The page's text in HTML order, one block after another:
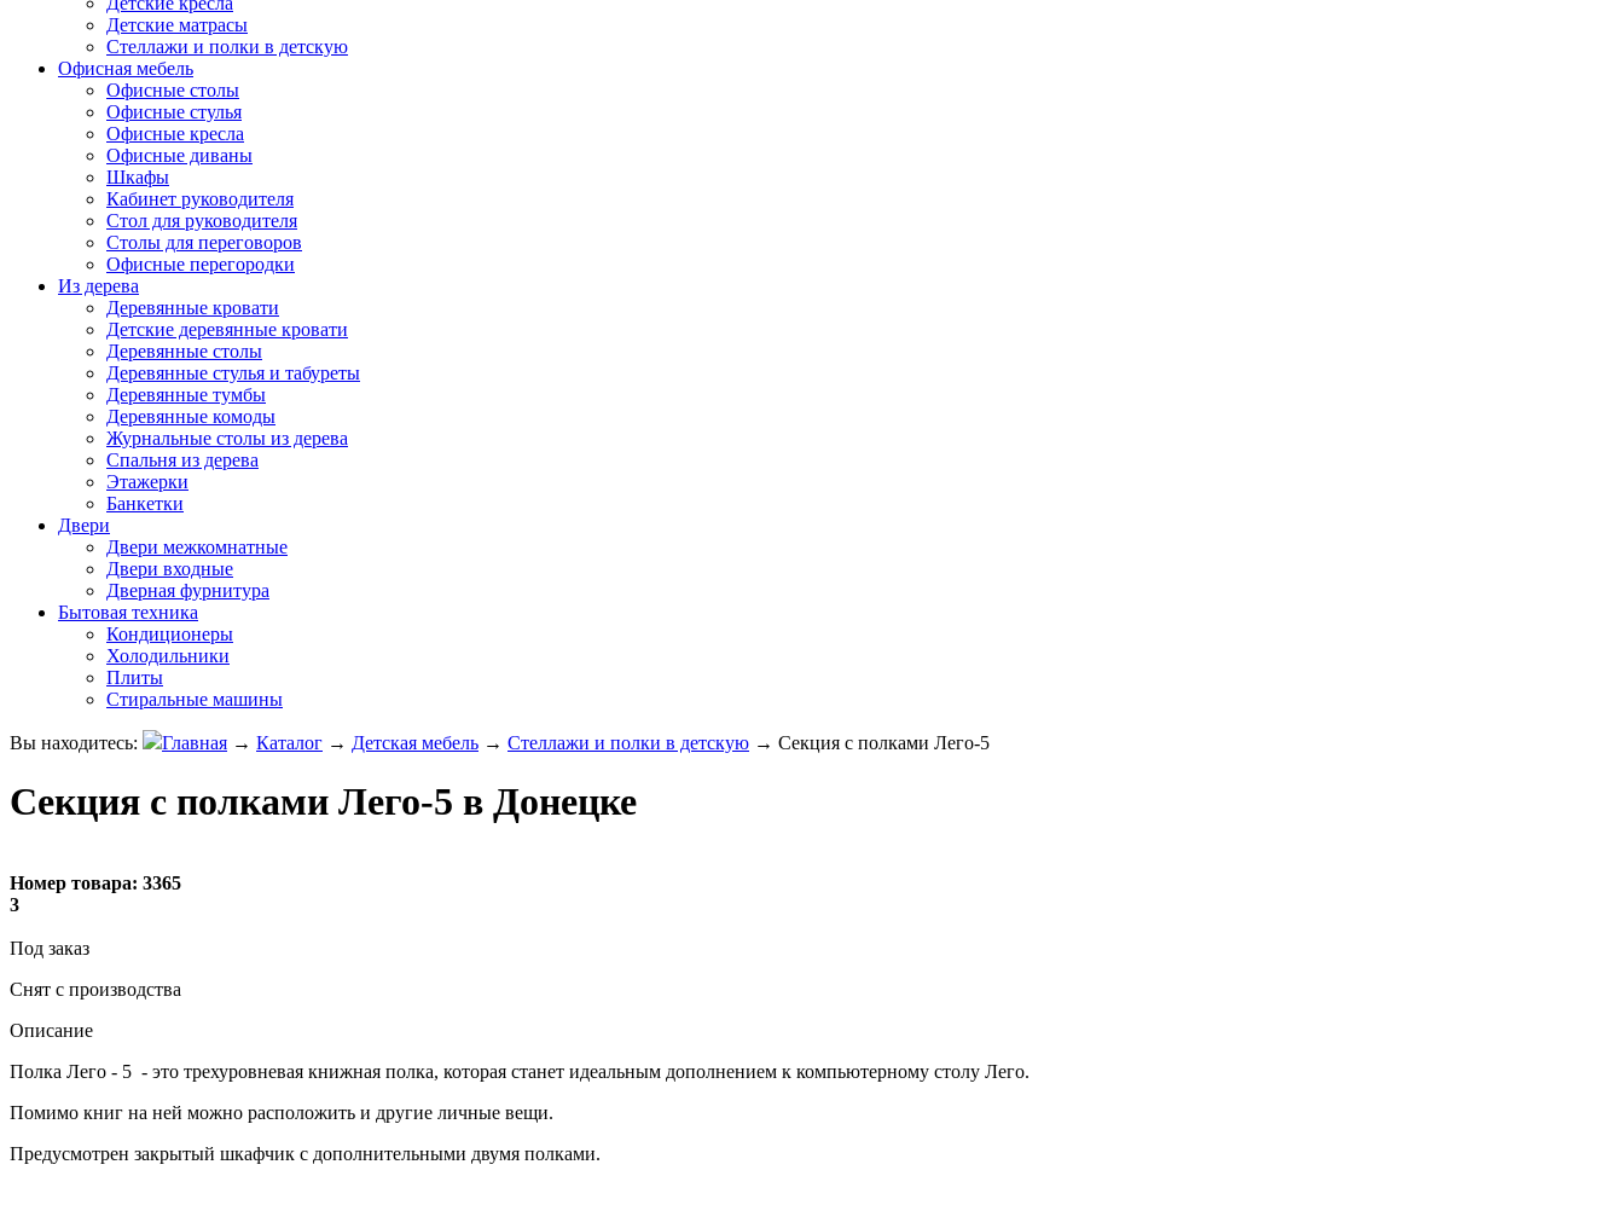
Детские матрасы
Стеллажи и полки в детскую
Офисная мебель
Офисные столы
Офисные стулья
Офисные кресла
Офисные диваны
Шкафы
Кабинет руководителя
Стол для руководителя
Столы для переговоров
Офисные перегородки
Из дерева
Деревянные кровати
Детские деревянные кровати
Деревянные столы
Деревянные стулья и табуреты
Деревянные тумбы
Деревянные комоды
Журнальные столы из дерева
Спальня из дерева
Этажерки
Банкетки
Двери
Двери межкомнатные
Двери входные
Дверная фурнитура
Бытовая техника
Кондиционеры
Холодильники
Плиты
Стиральные машины
Вы находитесь: Главная → Каталог → Детская мебель → Стеллажи и полки в детскую → Секция с полками Лего-5
Секция с полками Лего-5 в Донецке
Номер товара: 3365
3
Под заказ
Снят с производства
Описание
Полка Лего - 5 - это трехуровневая книжная полка, которая станет идеальным дополнением к компьютерному столу Лего.
Помимо книг на ней можно расположить и другие личные вещи.
Предусмотрен закрытый шкафчик с дополнительными двумя полками.